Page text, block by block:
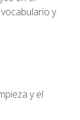
y
y el